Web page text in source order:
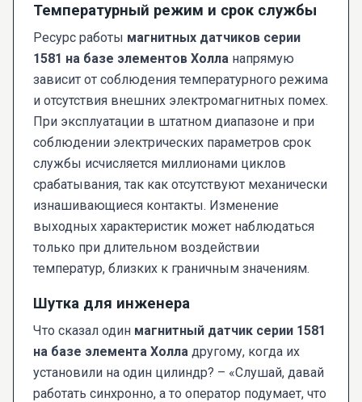
Температурный режим и срок службы
Ресурс работы магнитных датчиков серии
1581 на базе элементов Холла напрямую
зависит от соблюдения температурного режима
и отсутствия внешних электромагнитных помех.
При эксплуатации в штатном диапазоне и при
соблюдении электрических параметров срок
службы исчисляется миллионами циклов
срабатывания, так как отсутствуют механически
изнашивающиеся контакты. Изменение
выходных характеристик может наблюдаться
только при длительном воздействии
температур, близких к граничным значениям.
Шутка для инженера
Что сказал один магнитный датчик серии 1581
на базе элемента Холла другому, когда их
установили на один цилиндр? – «Слушай, давай
работать синхронно, а то оператор подумает, что